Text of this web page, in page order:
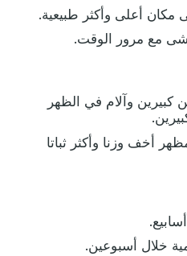
مكان أعلى وأكثر طبيعية.
مع مرور الوقت.
كبيرين وآلام في الظهر
أخف وزنا وأكثر ثباتا
خلال أسبوعين.